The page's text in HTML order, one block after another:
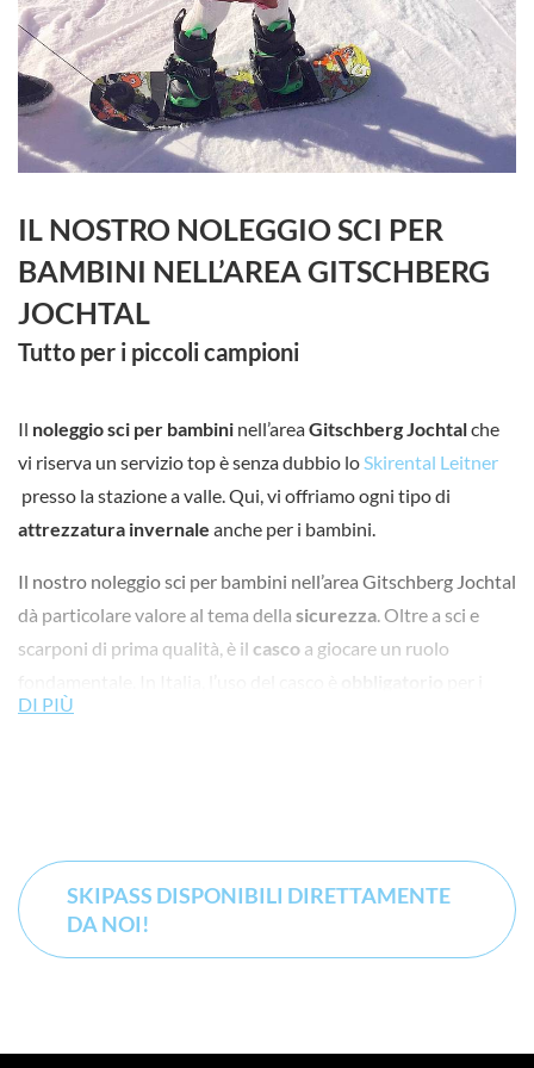
IL NOSTRO NOLEGGIO SCI PER
BAMBINI NELL’AREA GITSCHBERG
JOCHTAL
Tutto per i piccoli campioni
Il noleggio sci per bambini nell’areaGitschberg Jochtalche
vi riserva un servizio top è senza dubbio lo Skirental Leitner
presso la stazione a valle. Qui, vi offriamo ogni tipo di
attrezzatura invernale anche per i bambini.
Il nostro noleggio sci per bambini nell’area Gitschberg Jochtal
dà particolare valore al tema della sicurezza . Oltre a sci e
scarponi di prima qualità, è il casco a giocare un ruolo
minori di 14 anni.
attrezzaturae accessori invernali è sicuramente la soluzione
vincente. Presso lo Skirental Leitner, trovate i modelli per
bambini più attuali, compresi
accessori per bambini, come piccoli spazzaneve giocattolo,
DI PIÙ
SKIPASS DISPONIBILI DIRETTAMENTE
DA NOI!